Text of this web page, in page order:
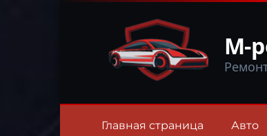
M-
Главная страница Авто